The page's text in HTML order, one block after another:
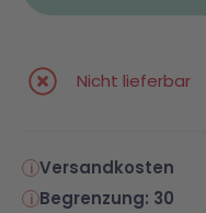
Nicht lieferbar
Versandkosten
Begrenzung: 30